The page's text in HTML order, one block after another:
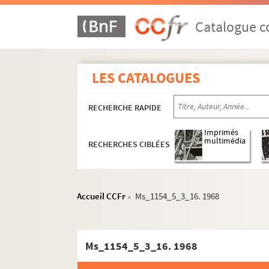
Catalogue
LES CATALOGUES
RECHERCHE RAPIDE
RECHERCHES CIBLÉES
Imprimés
multimédia
Accueil CCFr > Ms_1154_5_3_16. 1968
Ms_1154_5_3_16. 1968
Ms_1154_1. Oeuvre écrite
Ms_1154_2. Non publié
Ms_1154_3. Editeurs, traducteurs et droits
Ms_1154_5_1. Archives d'Henri Membré et
Ms_1154_5_2. Adhésion de Chamson au